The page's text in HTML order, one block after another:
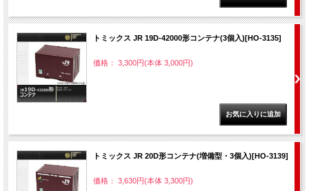
トミックス JR 19D-42000形コンテナ(3個入)[HO-3135]
価格： 3,300円(本体 3,000円)
トミックス JR 20D形コンテナ(増備型・3個入)[HO-3139]
価格： 3,630円(本体 3,300円)